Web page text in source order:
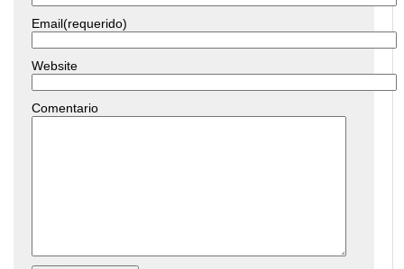
Email(requerido)
Website
Comentario